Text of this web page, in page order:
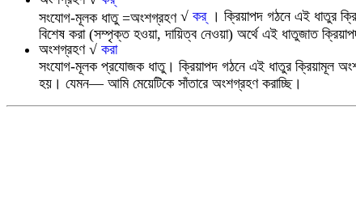
সংযোগ-মূলক ধাতু =অংশগ্রহণ √ কর্। ক্রিয়াপদ গঠনে এই ধাতুর
বিশেষ করা (সম্পৃক্ত হওয়া, দায়িত্ব নেওয়া) অর্থে এই ধাতুজাত
অংশগ্রহণ √ করা
সংযোগ-মূলক প্রযোজক ধাতু। ক্রিয়াপদ গঠনে এই ধাতুর ক্রিয়ামূল
হয়। যেমন― আমি মেয়েটিকে সাঁতারে অংশগ্রহণ করাচ্ছি।